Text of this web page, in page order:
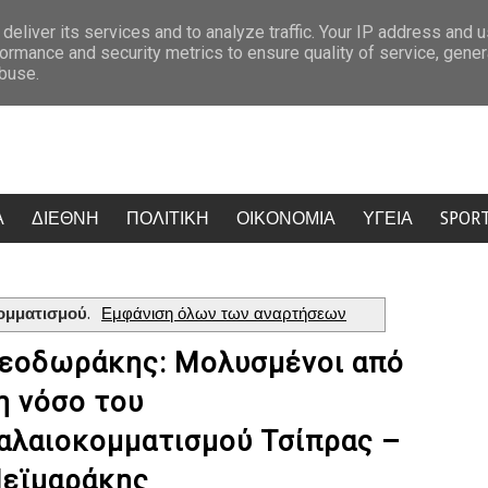
το πρόγραμμα Χώρισαν Ελένη Βουλγαράκη και Φώτης
ΔΙΕΘΝΗ ΠΟΛΙΤΙΚΗ ΟΙΚΟΝΟΜΙΑ ΥΓΕΙΑ
. Εμφάνιση όλων των αναρτήσεων
Μολυσμένοι από
νόσο του
Τσίπρας –
its services and to analyze traffic. Your IP address and
and security metrics to ensure quality of service,